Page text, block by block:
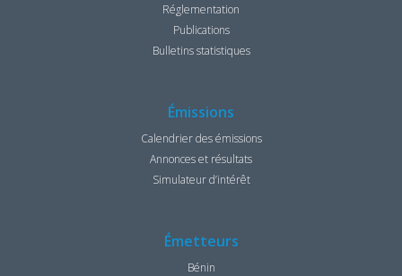
Réglementation
Publications
Bulletins statistiques
Émissions
Calendrier des émissions
Annonces et résultats
Simulateur d’intérêt
Émetteurs
Bénin